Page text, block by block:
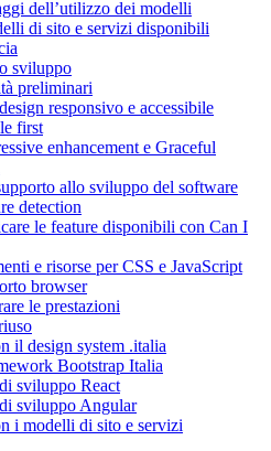
dell’utilizzo dei modelli
di sito e servizi disponibili
sviluppo
preliminari
responsivo e accessibile
first
enhancement e Graceful
allo sviluppo del software
detection
le feature disponibili con Can I
e risorse per CSS e JavaScript
browser
le prestazioni
il design system .italia
Bootstrap Italia
sviluppo React
sviluppo Angular
i modelli di sito e servizi